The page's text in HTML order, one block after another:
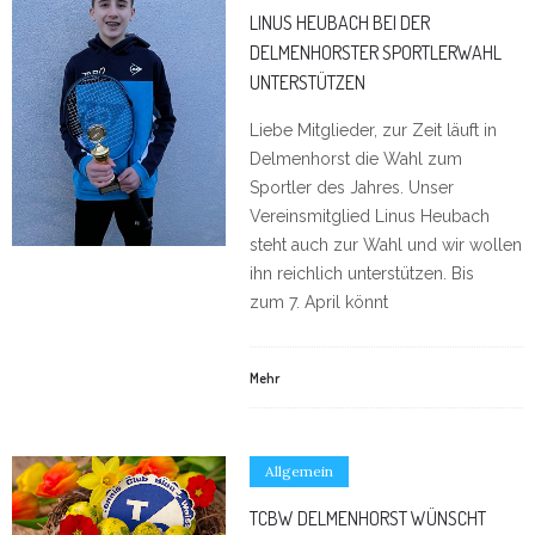
LINUS HEUBACH BEI DER
DELMENHORSTER SPORTLERWAHL
UNTERSTÜTZEN
Liebe Mitglieder, zur Zeit läuft in
Delmenhorst die Wahl zum
Sportler des Jahres. Unser
Vereinsmitglied Linus Heubach
steht auch zur Wahl und wir wollen
ihn reichlich unterstützen. Bis
zum 7. April könnt
Mehr
Allgemein
TCBW DELMENHORST WÜNSCHT